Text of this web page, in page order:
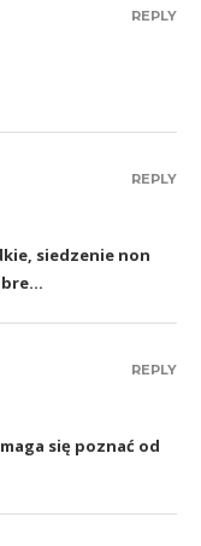
REPLY
siedzenie non
REPLY
się poznać od
REPLY